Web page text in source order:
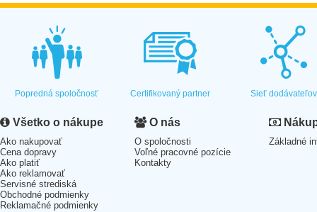
Popredná spoločnosť Certifikovaný partner Sieť dodávateľov
Všetko o nákupe
Ako nakupovať
Cena dopravy
Ako platiť
Ako reklamovať
Servisné strediská
Obchodné podmienky
Reklamačné podmienky
O nás
O spoločnosti
Voľné pracovné pozície
Kontakty
Základné